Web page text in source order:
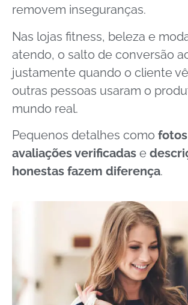
removem inseguranças.
Nas lojas fitness, beleza e
atendo, o salto de conversão
justamente quando o cliente
outras pessoas usaram o
mundo real.
Pequenos detalhes como
avaliações verificadas e
honestas fazem diferença.